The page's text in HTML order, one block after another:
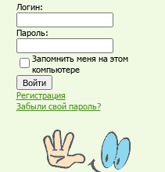
Логин:
Пароль:
Запомнить меня на этом
компьютере
Регистрация
Забыли свой пароль?